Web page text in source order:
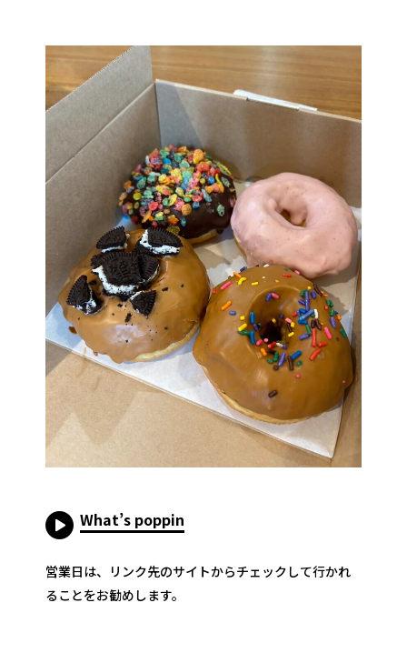
What’s poppin
営業日は、リンク先のサイトからチェックして行かれ
ることをお勧めします。